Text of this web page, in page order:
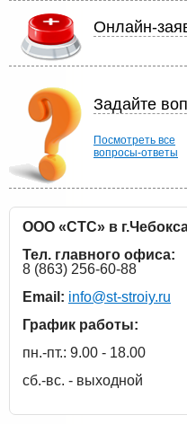
Онлайн-
Задайте
Посмотреть все
вопросы-ответы
ООО «СТС» в
Тел. главного офиса:
8 (863) 256-60-88
Email: info@st-stroiy.ru
График работы:
пн.-пт.: 9.00 - 18.00
сб.-вс. - выходной